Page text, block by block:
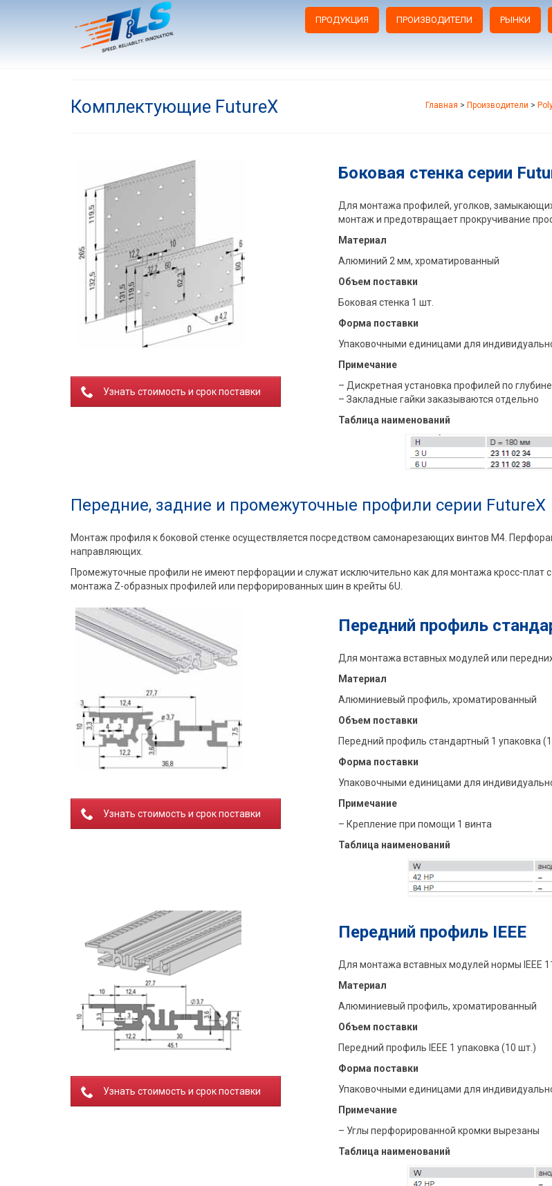
ПРОДУКЦИЯ ПРОИЗВОДИТЕЛИ РЫНКИ
Комплектующие FutureX Главная > Производители >
Узнать стоимость и срок поставки
Боковая стенка серии
Для монтажа профилей, уголков,
монтаж и предотвращает прокручивание
Материал
Алюминий 2 мм, xроматированный
Объем поставки
Боковая стенка 1 шт.
Форма поставки
Упаковочными единицами для
Примечание
– Дискретная установка профилей по
– Закладные гайки заказываются отдельно
Таблица наименований
Передние, задние и промежуточные профили серии FutureX
Монтаж профиля к боковой стенке осуществляется посредством самонарезающих винтов М4.
направляющих.
Промежуточные профили не имеют перфорации и служат исключительно как для монтажа кросс-плат
монтажа Z-образных профилей или перфорированных шин в крейты 6U.
Узнать стоимость и срок поставки
Передний профиль
Для монтажа вставных модулей или
Материал
Алюминиевый профиль, xроматированный
Объем поставки
Передний профиль стандартный 1 упаковка
Форма поставки
Упаковочными единицами для
Примечание
– Крепление при помощи 1 винта
Таблица наименований
Узнать стоимость и срок поставки
Передний профиль IEEE
Для монтажа вставных модулей нормы IEEE
Материал
Алюминиевый профиль, xроматированный
Объем поставки
Передний профиль IEEE 1 упаковка (10 шт.)
Форма поставки
Упаковочными единицами для
Примечание
– Углы перфорированной кромки вырезаны
Таблица наименований